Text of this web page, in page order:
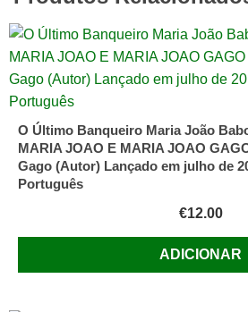
O Último Banqueiro Maria João
MARIA JOAO E MARIA JOAO
Gago (Autor) Lançado em julho de
Português
€12.00
ADICIONAR